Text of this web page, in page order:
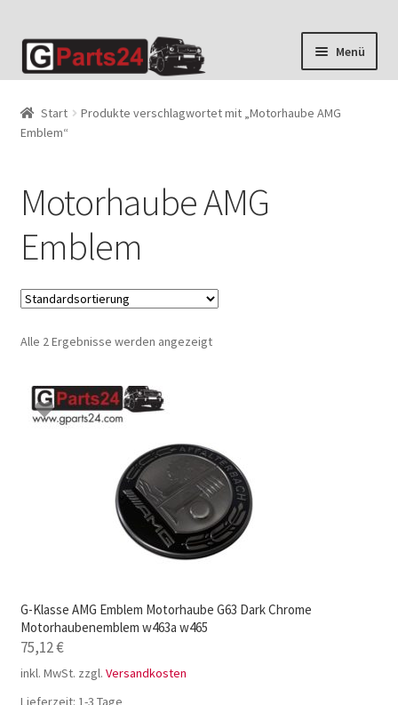
Zur
Navigation
Zum
Inhalt
Menü
Start
Produkte verschlagwortet mit „Motorhaube AMG
Emblem“
Motorhaube AMG
Emblem
Alle 2 Ergebnisse werden angezeigt
G-Klasse AMG Emblem Motorhaube G63 Dark Chrome
Motorhaubenemblem w463a w465
75,12€
inkl. MwSt. zzgl. Versandkosten
Lieferzeit: 1-3 Tage